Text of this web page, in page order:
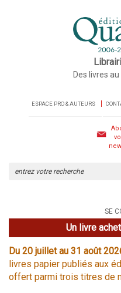
Des livres
ESPACE PRO & AUTEURS
SE
Un livre
Du 20 juillet au 31 août
livres papier publiés aux
offert parmi trois titres de